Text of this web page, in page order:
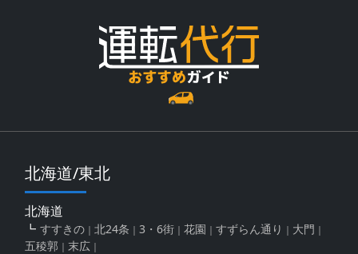
北海道/東北
北海道
すすきの 北24条 3・6街 花園 すずらん通り
大門
五稜郭
末広